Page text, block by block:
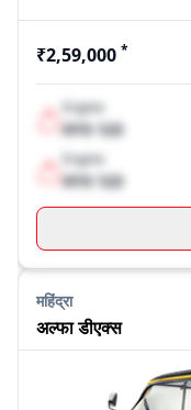
₹2,59,000 *
Engine
XYX 123
Engine
XYX 123
महिंद्रा
अल्फा डीएक्स